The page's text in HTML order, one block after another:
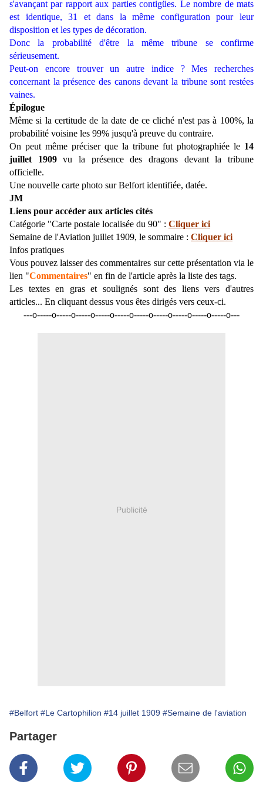
s'avançant par rapport aux parties contigües. Le nombre de mats
est identique, 31 et dans la même configuration pour leur
disposition et les types de décoration.
Donc la probabilité d'être la même tribune se confirme
sérieusement.
Peut-on encore trouver un autre indice ? Mes recherches
concernant la présence des canons devant la tribune sont restées
vaines.
Épilogue
Même si la certitude de la date de ce cliché n'est pas à 100%, la
probabilité voisine les 99% jusqu'à preuve du contraire.
On peut même préciser que la tribune fut photographiée le 14
juillet 1909vu la présence des dragons devant la tribune
officielle.
Une nouvelle carte photo sur Belfort identifiée, datée.
JM
Liens pour accéder aux articles cités
Catégorie "Carte postale localisée du 90" : Cliquer ici
Semaine de l'Aviation juillet 1909, le sommaire : Cliquer ici
Infos pratiques
Vous pouvez laisser des commentaires sur cette présentation via le
lien "Commentaires" en fin de l'article après la liste des tags.
Les textes en gras et soulignés sont des liens vers d'autres
articles... En cliquant dessus vous êtes dirigés vers ceux-ci.
---o-----o-----o-----o-----o-----o-----o-----o-----o-----o-----o---
Publicité
#Belfort #Le Cartophilion #14 juillet 1909 #Semaine de l'aviation
Partager